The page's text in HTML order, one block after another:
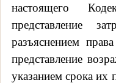
настоящего
представление
разъяснением
представление
указанием срока их